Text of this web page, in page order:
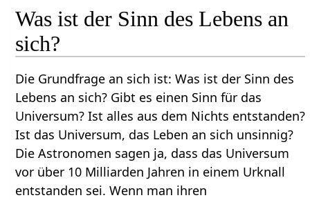
Was ist der Sinn des Lebens an
sich?
Die Grundfrage an sich ist: Was ist der Sinn des
Lebens an sich? Gibt es einen Sinn für das
Universum? Ist alles aus dem Nichts entstanden?
Ist das Universum, das Leben an sich unsinnig?
Die Astronomen sagen ja, dass das Universum
vor über 10 Milliarden Jahren in einem Urknall
entstanden sei. Wenn man ihren